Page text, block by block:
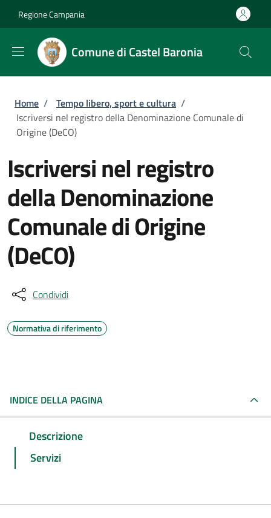
Regione Campania
Comune di Castel Baronia
Briciole di pane
Home / Tempo libero, sport e cultura /
Iscriversi nel registro della Denominazione Comunale di
Origine (DeCO)
Iscriversi nel registro
della Denominazione
Comunale di Origine
(DeCO)
Condividi
Normativa di riferimento
INDICE DELLA PAGINA
Descrizione
Servizi